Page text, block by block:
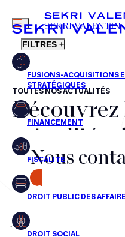
FR EN
MENU
SEKRI VALENTIN
FILTRES +
Fusions-acquisitions et
Financement
Fiscalité
Droit public des affaires
Droit social
TOUTES NOS ACTUALITÉS
Découvrez
actualités
nos
jour
Nous